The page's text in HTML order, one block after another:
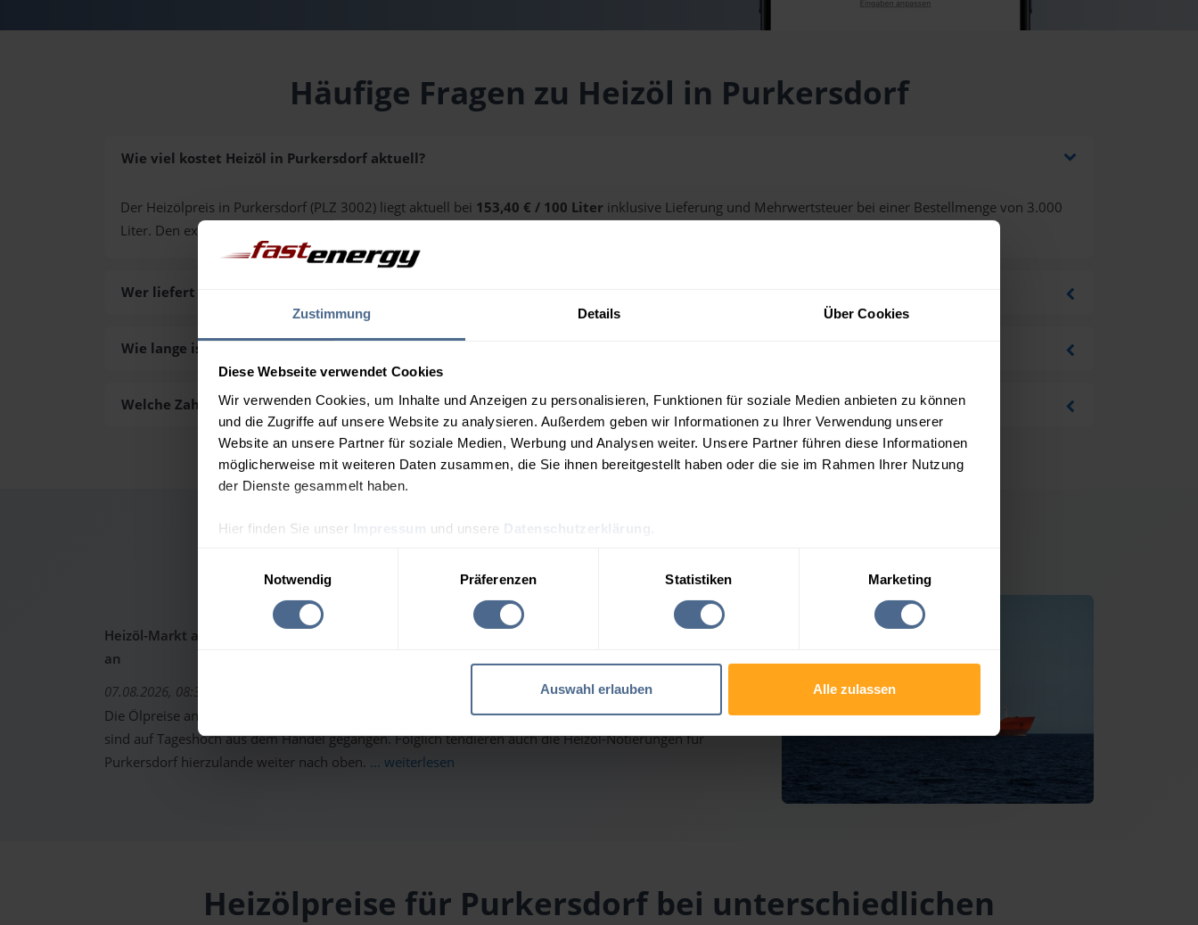
Zustimmung Details Über Cookies
Diese Webseite verwendet Cookies
Wir verwenden Cookies, um Inhalte und Anzeigen zu personalisieren, Funktionen für soziale Medien anbieten zu können
und die Zugriffe auf unsere Website zu analysieren. Außerdem geben wir Informationen zu Ihrer Verwendung unserer
Website an unsere Partner für soziale Medien, Werbung und Analysen weiter. Unsere Partner führen diese Informationen
möglicherweise mit weiteren Daten zusammen, die Sie ihnen bereitgestellt haben oder die sie im Rahmen Ihrer Nutzung
der Dienste gesammelt haben.
Hier finden Sie unser Impressum und unsere Datenschutzerklärung
Notwendig
Präferenzen Statistiken Marketing
Auswahl erlauben Alle zulassen
Häufige Fragen zu Heizöl in Purkersdorf
Wie viel kostet Heizöl in Purkersdorf aktuell?
Der Heizölpreis in Purkersdorf (PLZ 3002) liegt aktuell bei 153,40 € / 100 Liter inklusive Lieferung und Mehrwertsteuer bei einer Bestellmenge von 3.000
Liter. Den exakten Preis für Ihre Wunschmenge erhalten Sie über unseren
Wer liefert das Heizöl in Purkersdorf aus?
Wie lange ist die Lieferzeit des Heizöls in Purkersdorf?
Welche Zahlungsarten gibt es?
Heizöl-Markt aktuell: Ölpreise schon wieder auf dem Weg nach oben - Heizölpreise ziehen ebenfalls
an
07.08.2026, 08:37 Uhr
Die Ölpreise an den internationalen Warenterminmärkten haben gestern weiter deutlich zugelegt und
sind auf Tageshoch aus dem Handel gegangen. Folglich tendieren auch die Heizöl-Notierungen für
Purkersdorf hierzulande weiter nach oben. ... weiterlesen
Heizölpreise für Purkersdorf bei unterschiedlichen